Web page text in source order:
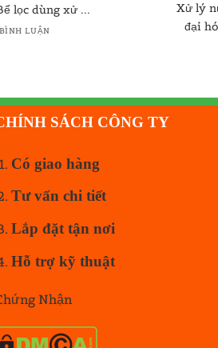
lọc dùng xử ...
LUẬN
Xử lý
đại
SÁCH CÔNG TY
Có giao hàng
Tư vấn chi tiết
Lắp đặt tận nơi
Hỗ trợ kỹ thuật
Nhận